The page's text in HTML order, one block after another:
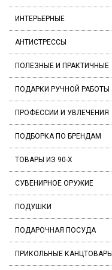
ИНТЕРЬЕРНЫЕ
АНТИСТРЕССЫ
ПОЛЕЗНЫЕ И ПРАКТИЧНЫЕ
ПОДАРКИ РУЧНОЙ РАБОТЫ
ПРОФЕССИИ И УВЛЕЧЕНИЯ
ПОДБОРКА ПО БРЕНДАМ
ТОВАРЫ ИЗ 90-Х
СУВЕНИРНОЕ ОРУЖИЕ
ПОДУШКИ
ПОДАРОЧНАЯ ПОСУДА
ПРИКОЛЬНЫЕ КАНЦТОВАРЫ